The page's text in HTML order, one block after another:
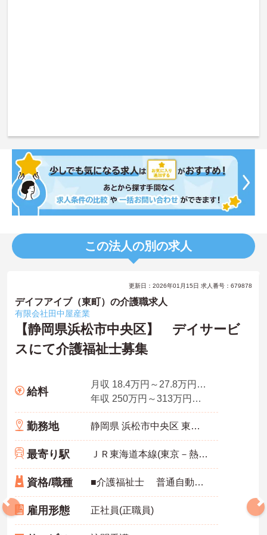
この法人の別の求人
更新日：2026年01月15日 求人番号：679878
デイフアイブ（東町）の介護職求人
有限会社田中屋産業
【静岡県浜松市中央区】 デイサービ
スにて介護福祉士募集
給料
月収 18.4万円～27.8万円程度（諸手当別途支給）
年収 250万円～313万円程度（諸手当別途支給・賞与込み）
勤務地 静岡県 浜松市中央区 東町345番3
最寄り駅 ＪＲ東海道本線(東京－熱海)「天竜川駅」バス・車13分
資格/職種 ■介護福祉士 普通自動車免許（ＡＴ限定可）
雇用形態 正社員(正職員)